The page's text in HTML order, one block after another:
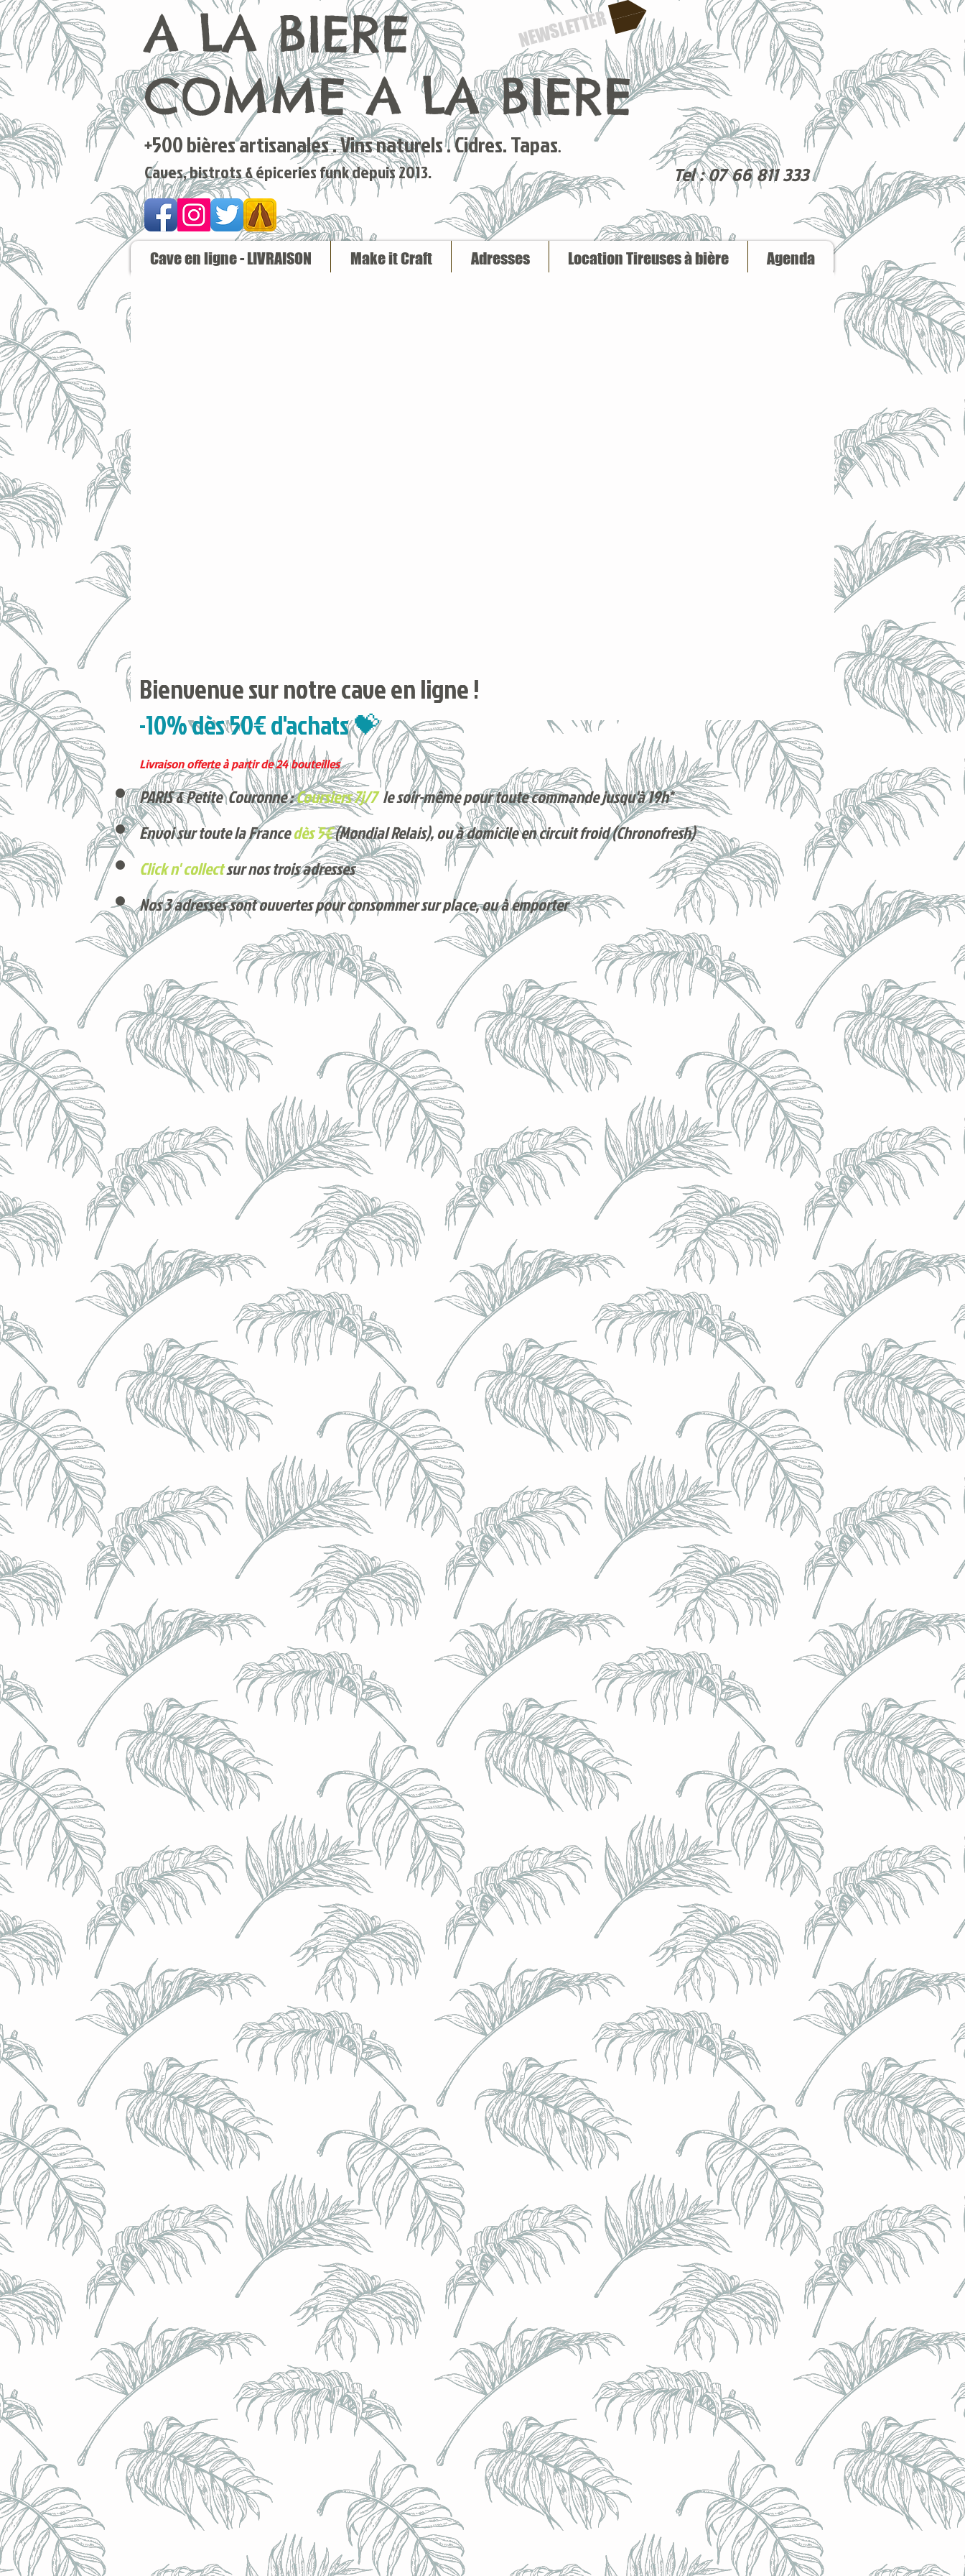
+500 bières artisanales . Vins naturels . Cidres. Tapas.
Caves, bistrots & épiceries funk depuis 2013.
A LA BIERE
COMME A LA BIERE
NEWSLETTER
Tel : 07 66 811 333
Cave en ligne - LIVRAISON Make it Craft Adresses Location Tireuses à bière Agenda
Bienvenue sur notre cave en ligne !
-10% dès 50€ d'achats 💝
Livraison offerte à partir de 24 bouteilles
PARIS & Petite Couronne :Coursiers 7j/7le soir-même pour toute commande jusqu'à 19h*
Envoi sur toute la Francedès 5€(Mondial Relais), ou à domicile en circuit froid (Chronofresh)
Click n' collectsur nos trois adresses
Nos 3 adresses sont ouvertes pour consommer sur place, ou à emporter
Voici nos derniers arrivages !
Produits phares
BRULO (UK) - King For A Day NEIPA - (Sans Alcool) - 0,5% - Canette 33cl
BRULO (UK) - King For A Day NEIPA - (Sans Alcool) - 0,5% - Canette 33cl
Achat immédiat